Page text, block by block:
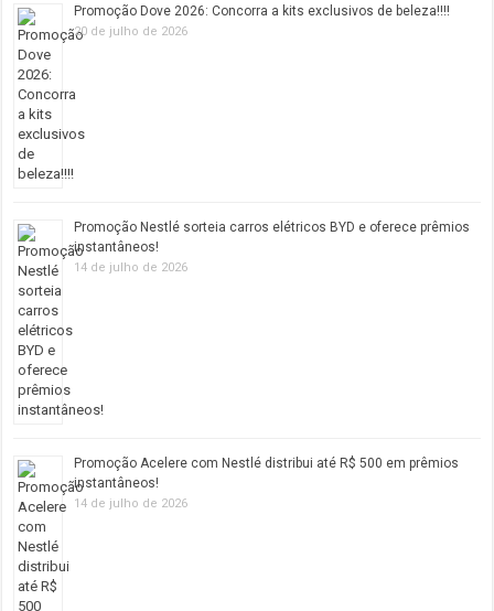
Promoção Dove 2026: Concorra a kits exclusivos de beleza!!!!
20 de julho de 2026
Promoção Nestlé sorteia carros elétricos BYD e oferece prêmios
instantâneos!
14 de julho de 2026
Promoção Acelere com Nestlé distribui até R$ 500 em prêmios
instantâneos!
14 de julho de 2026